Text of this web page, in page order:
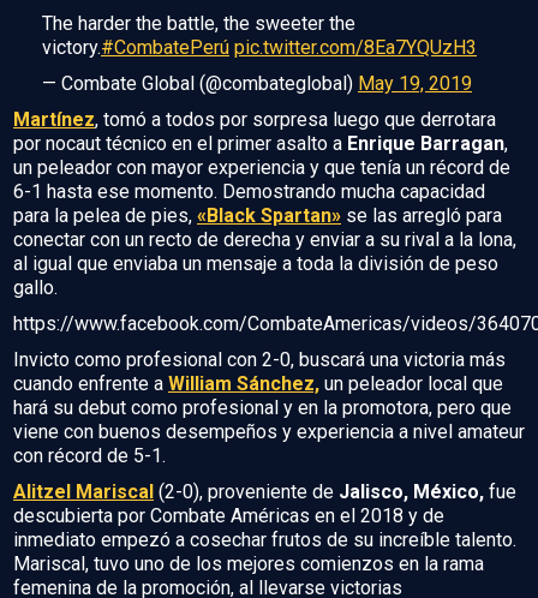
The harder the battle, the sweeter the
victory.#CombatePerú pic.twitter.com/8Ea7YQUzH3
— Combate Global (@combateglobal) May 19, 2019
Martínez, tomó a todos por sorpresa luego que derrotara
por nocaut técnico en el primer asalto a Enrique Barragan,
un peleador con mayor experiencia y que tenía un récord de
6-1 hasta ese momento. Demostrando mucha capacidad
para la pelea de pies, «Black Spartan» se las arregló para
conectar con un recto de derecha y enviar a su rival a la lona,
al igual que enviaba un mensaje a toda la división de peso
gallo.
https://www.facebook.com/CombateAmericas/videos/
Invicto como profesional con 2-0, buscará una victoria más
cuando enfrente a William Sánchez, un peleador local que
hará su debut como profesional y en la promotora, pero que
viene con buenos desempeños y experiencia a nivel amateur
con récord de 5-1.
Alitzel Mariscal (2-0), proveniente de Jalisco, México, fue
descubierta por Combate Américas en el 2018 y de
inmediato empezó a cosechar frutos de su increíble talento.
Mariscal, tuvo uno de los mejores comienzos en la rama
femenina de la promoción, al llevarse victorias